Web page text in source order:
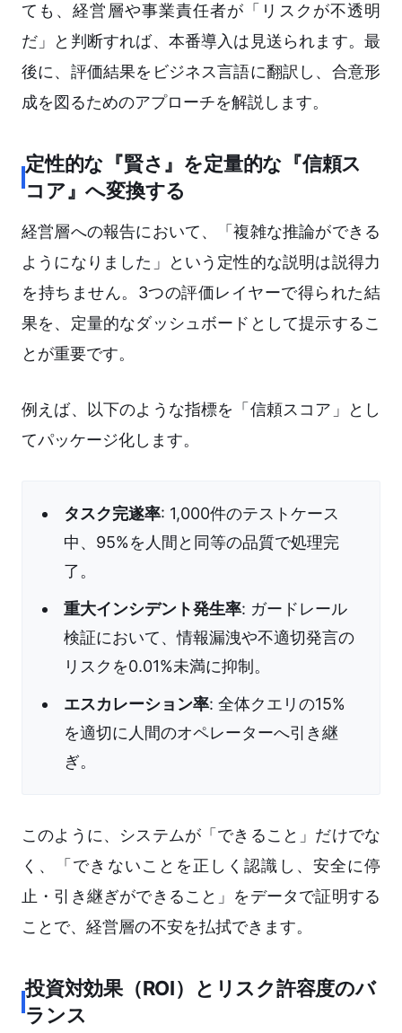
ても、経営層や事業責任者が「リスクが不透明
だ」と判断すれば、本番導入は見送られます。最
後に、評価結果をビジネス言語に翻訳し、合意形
成を図るためのアプローチを解説します。
定性的な『賢さ』を定量的な『信頼ス
コア』へ変換する
経営層への報告において、「複雑な推論ができる
ようになりました」という定性的な説明は説得力
を持ちません。3つの評価レイヤーで得られた結
果を、定量的なダッシュボードとして提示するこ
とが重要です。
例えば、以下のような指標を「信頼スコア」とし
てパッケージ化します。
タスク完遂率: 1,000件のテストケース
中、95%を人間と同等の品質で処理完
了。
重大インシデント発生率: ガードレール
検証において、情報漏洩や不適切発言の
リスクを0.01%未満に抑制。
エスカレーション率: 全体クエリの15%
を適切に人間のオペレーターへ引き継
ぎ。
このように、システムが「できること」だけでな
く、「できないことを正しく認識し、安全に停
止・引き継ぎができること」をデータで証明する
ことで、経営層の不安を払拭できます。
投資対効果（ROI）とリスク許容度のバ
ランス